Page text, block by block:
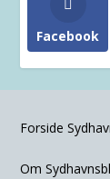
Facebook
Forside
Om